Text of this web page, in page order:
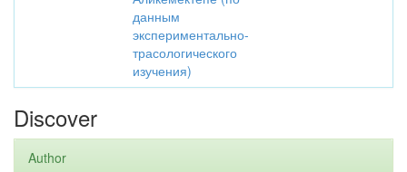
данным
экспериментально-
трасологического
изучения)
Discover
Author